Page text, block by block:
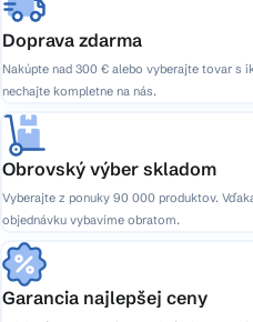
Doprava zdarma
Nakúpte nad 300 € alebo vyberajte tovar s
nechajte kompletne na nás.
Obrovský výber skladom
Vyberajte z ponuky 90 000 produktov.
objednávku vybavíme obratom.
Garancia najlepšej ceny